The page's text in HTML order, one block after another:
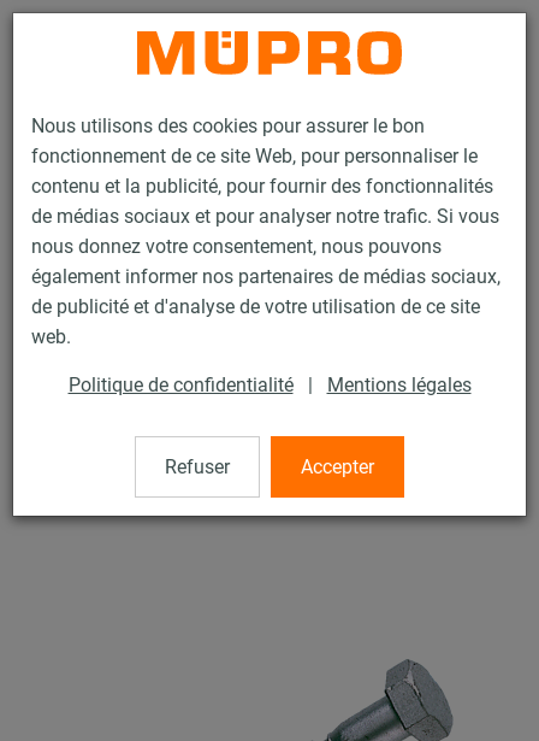
Nous utilisons des cookies pour assurer le bon
fonctionnement de ce site Web, pour personnaliser le
contenu et la publicité, pour fournir des fonctionnalités
de médias sociaux et pour analyser notre trafic. Si vous
nous donnez votre consentement, nous pouvons
également informer nos partenaires de médias sociaux,
de publicité et d'analyse de votre utilisation de ce site
web.
Politique de confidentialité | Mentions légales
Refuser Accepter
Contact
Produits Technique de fixation
Accessoires de montage
Tirefond tête hexagonale
Tirefond tête hexagonale
Tirefond tête hexagonale, DIN 571, H10 x 50 mm, zingué